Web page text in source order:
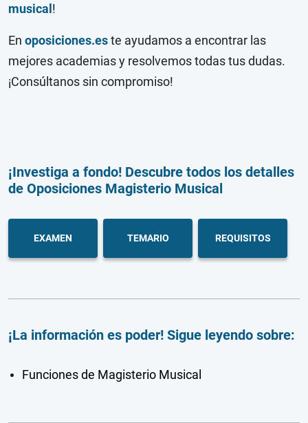
musical!
En oposiciones.este ayudamos a encontrar las
mejores academias y resolvemos todas tus dudas.
¡Consúltanos sin compromiso!
¡Investiga a fondo! Descubre todos los detalles
de Oposiciones Magisterio Musical
EXAMEN TEMARIO REQUISITOS
¡La información es poder! Sigue leyendo sobre:
Funciones de Magisterio Musical